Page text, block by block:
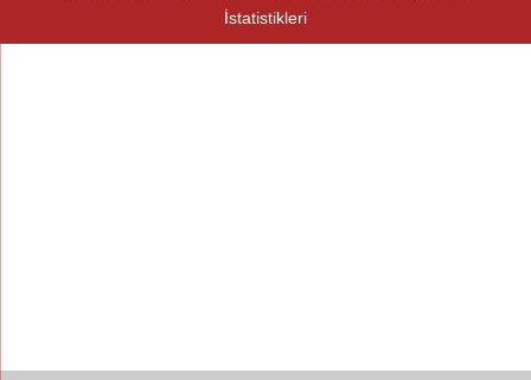
İstatistikleri